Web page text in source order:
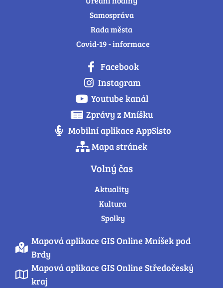
Samospráva
Rada města
Covid-19 - informace
Facebook
Instagram
Youtube kanál
Zprávy z Mníšku
Mobilní aplikace AppSisto
Mapa stránek
Volný čas
Aktuality
Kultura
Spolky
Mapová aplikace GIS Online Mníšek pod
Brdy
Mapová aplikace GIS Online Středočeský
kraj